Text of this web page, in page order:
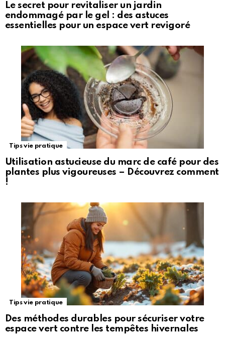
Le secret pour revitaliser un jardin
endommagé par le gel : des astuces
essentielles pour un espace vert revigoré
Tips vie pratique
Utilisation astucieuse du marc de café pour des
plantes plus vigoureuses – Découvrez comment
!
Tips vie pratique
Des méthodes durables pour sécuriser votre
espace vert contre les tempêtes hivernales